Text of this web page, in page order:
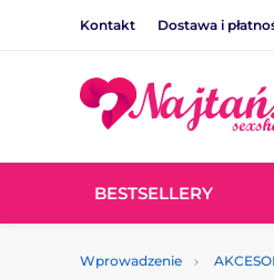
Kontakt Dostawa i
BESTSELLERY
Wprowadzenie